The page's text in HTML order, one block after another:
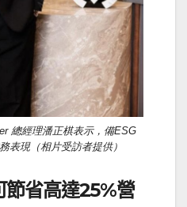
總經理潘正棋表示，備ESG
表現（相片受訪者提供）
節省高達25%營